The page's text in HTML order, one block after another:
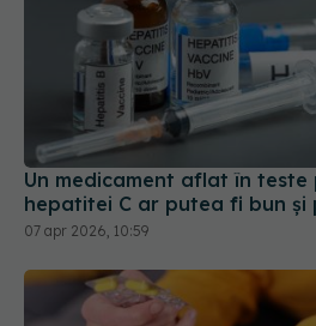
Un medicament aflat în
hepatitei C ar putea fi bun și
07 apr 2026, 10:59